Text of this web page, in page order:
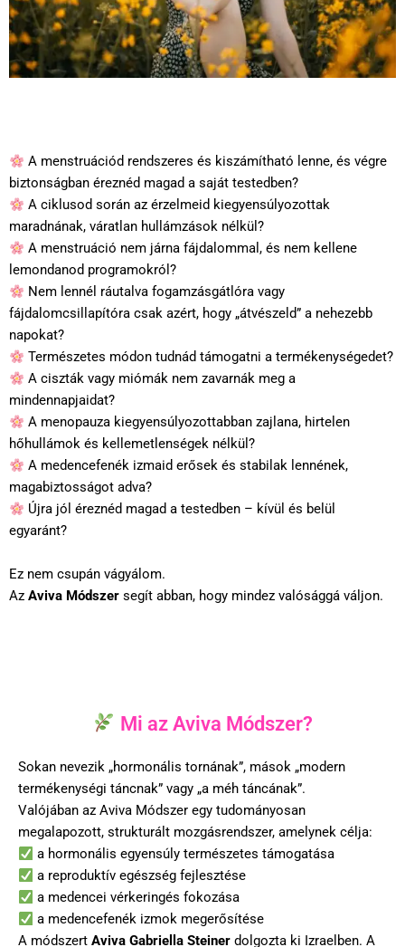
A menstruációd rendszeres és kiszámítható lenne, és végre
biztonságban éreznéd magad a saját testedben?
A ciklusod során az érzelmeid kiegyensúlyozottak
maradnának, váratlan hullámzások nélkül?
A menstruáció nem járna fájdalommal, és nem kellene
lemondanod programokról?
Nem lennél ráutalva fogamzásgátlóra vagy
fájdalomcsillapítóra csak azért, hogy „átvészeld” a nehezebb
napokat?
Természetes módon tudnád támogatni a termékenységedet?
A ciszták vagy miómák nem zavarnák meg a
mindennapjaidat?
A menopauza kiegyensúlyozottabban zajlana, hirtelen
hőhullámok és kellemetlenségek nélkül?
A medencefenék izmaid erősek és stabilak lennének,
magabiztosságot adva?
Újra jól éreznéd magad a testedben – kívül és belül
egyaránt?
Ez nem csupán vágyálom.
Az Aviva Módszer segít abban, hogy mindez valósággá váljon.
Mi az Aviva Módszer?
Sokan nevezik „hormonális tornának”, mások „modern
termékenységi táncnak” vagy „a méh táncának”.
Valójában az Aviva Módszer egy tudományosan
megalapozott, strukturált mozgásrendszer, amelynek célja:
a hormonális egyensúly természetes támogatása
a reproduktív egészség fejlesztése
a medencei vérkeringés fokozása
a medencefenék izmok megerősítése
A módszert Aviva Gabriella Steiner dolgozta ki Izraelben. A